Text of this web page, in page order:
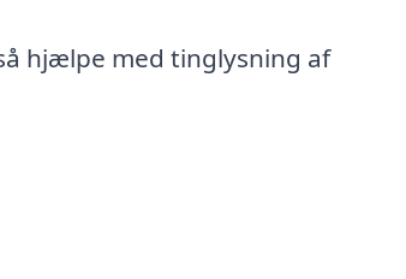
hjælpe med tinglysning af